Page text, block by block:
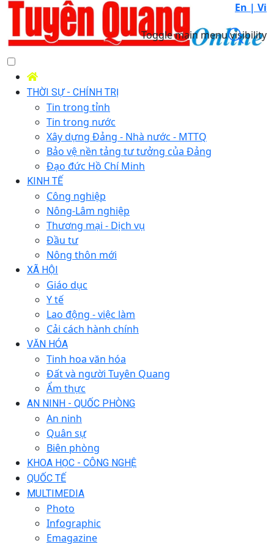
En | Vi
Toggle main menu visibility
THỜI SỰ - CHÍNH TRỊ
Tin trong tỉnh
Tin trong nước
Xây dựng Đảng - Nhà nước - MTTQ
Bảo vệ nền tảng tư tưởng của Đảng
Đạo đức Hồ Chí Minh
KINH TẾ
Công nghiệp
Nông-Lâm nghiệp
Thương mại - Dịch vụ
Đầu tư
Nông thôn mới
XÃ HỘI
Giáo dục
Y tế
Lao động - việc làm
Cải cách hành chính
VĂN HÓA
Tinh hoa văn hóa
Đất và người Tuyên Quang
Ẩm thực
AN NINH - QUỐC PHÒNG
An ninh
Quân sự
Biên phòng
KHOA HỌC - CÔNG NGHỆ
QUỐC TẾ
MULTIMEDIA
Photo
Infographic
Emagazine